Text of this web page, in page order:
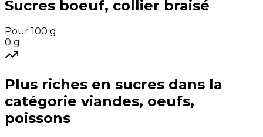
Sucres boeuf, collier braisé
Pour 100 g
0 g
Plus riches en sucres dans la
catégorie viandes, oeufs,
poissons